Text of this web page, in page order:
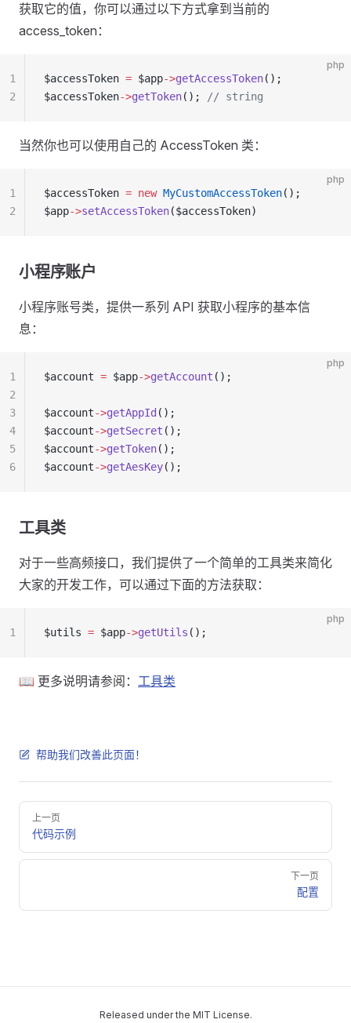
获取它的值，你可以通过以下方式拿到当前的
access_token：
php
$accessToken = $app->getAccessToken();
$accessToken->getToken(); // string
1
2
当然你也可以使用自己的 AccessToken 类：
php
$accessToken = new MyCustomAccessToken();
$app->setAccessToken($accessToken)
1
2
小程序账户
小程序账号类，提供一系列 API 获取小程序的基本信
息：
php
$account = $app->getAccount ();
$account->getAppId ();
$account->getSecret ();
$account->getToken();
$account->getAesKey();
1
2
3
4
5
6
工具类
对于一些高频接口，我们提供了一个简单的工具类来简化
大家的开发工作，可以通过下面的方法获取：
php
$utils = $app->getUtils ();
1
📖 更多说明请参阅： 工具类
帮助我们改善此页面！
Pager
上一页
代码示例
下一页
配置
Released under the MIT License.